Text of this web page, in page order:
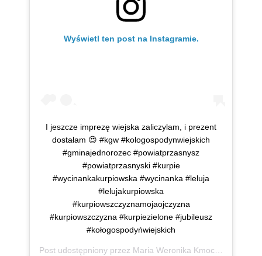
Wyświetl ten post na Instagramie.
I jeszcze imprezę wiejska zaliczylam, i prezent
dostałam 😍 #kgw #kologospodynwiejskich
#gminajednorozec #powiatprzasnysz
#powiatprzasnyski #kurpie
#wycinankakurpiowska #wycinanka #leluja
#lelujakurpiowska
#kurpiowszczyznamojaojczyzna
#kurpiowszczyzna #kurpiezielone #jubileusz
#kołogospodyńwiejskich
Post udostępniony przez Maria Weronika Kmoch